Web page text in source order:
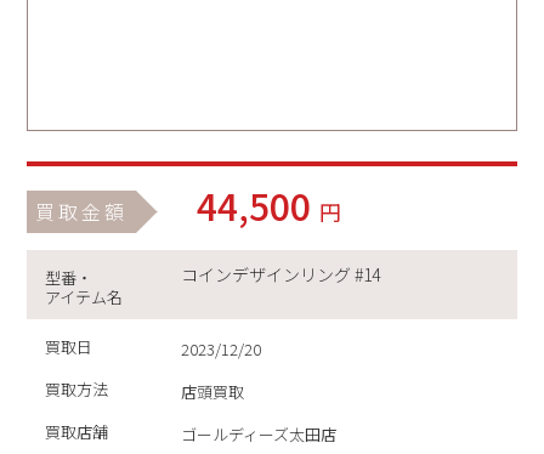
買取金額 44,500 円
型番・
アイテム名
コインデザインリング #14
買取日
2023/12/20
買取方法
店頭買取
買取店舗
ゴールディーズ太田店